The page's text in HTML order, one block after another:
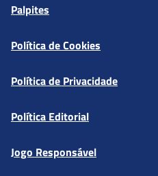
Palpites
Política de Cookies
Política de Privacidade
Política Editorial
Jogo Responsável